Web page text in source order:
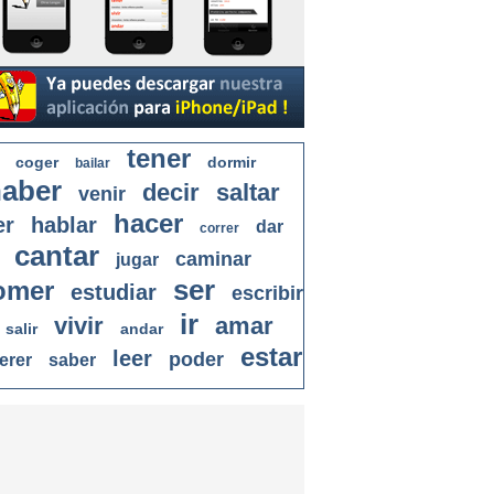
coger bailar tener dormir
venir decir saltar
hablar hacer correr dar
cantar jugar caminar
estudiar ser escribir
salir vivir andar ir amar
saber leer poder estar